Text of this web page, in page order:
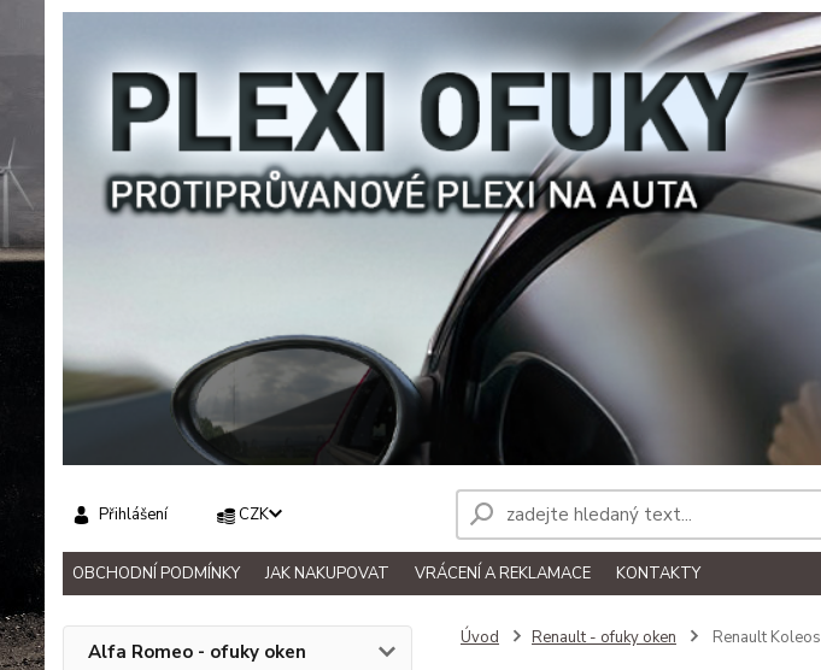
OBCHODNÍ PODMÍNKY JAK NAKUPOVAT VRÁCENÍ A REKLAMACE KONTAKTY
CZK
Přihlášení
Alfa Romeo - ofuky oken
Úvod Renault - ofuky oken Renault Koleos